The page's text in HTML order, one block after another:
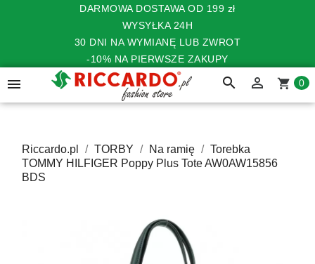
DARMOWA DOSTAWA OD 199 zł
WYSYŁKA 24H
30 DNI NA WYMIANĘ LUB ZWROT
-10% NA PIERWSZE ZAKUPY
 search  shopping_cart 0
Riccardo.pl TORBY Na ramię
Torebka
TOMMY HILFIGER Poppy Plus Tote AW0AW15856
BDS